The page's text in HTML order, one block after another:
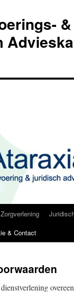
&
& Contact